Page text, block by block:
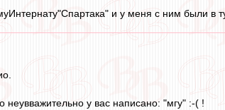
и у меня с ним были в
неувважительно у вас написано: "мгу" :-( !